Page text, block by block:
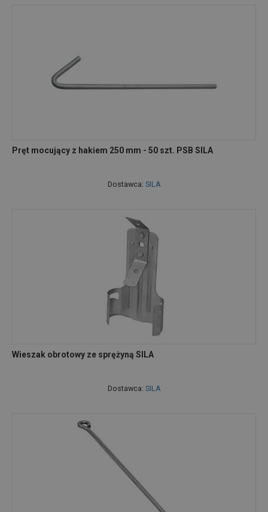
Pręt mocujący z hakiem 250 mm - 50 szt. PSB SILA
Dostawca: SILA
Wieszak obrotowy ze sprężyną SILA
Dostawca: SILA